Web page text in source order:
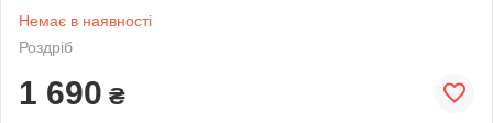
Немає в наявності
Роздріб
1 690 ₴